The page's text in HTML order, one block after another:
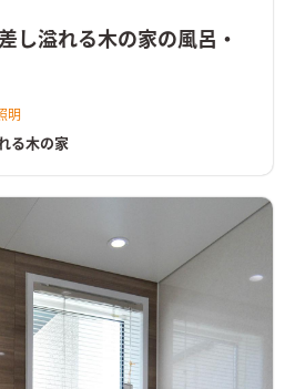
し溢れる木の家の風呂・
明
る木の家